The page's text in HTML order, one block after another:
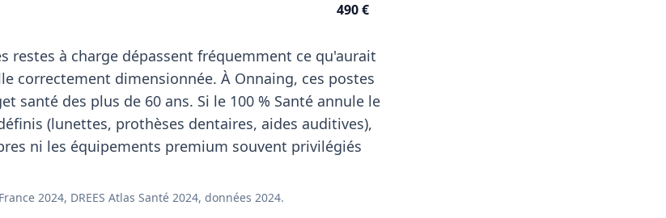
490 €
restes à charge dépassent fréquemment ce qu'aurait
correctement dimensionnée. À Onnaing, ces postes
santé des plus de 60 ans. Si le 100 % Santé annule le
(lunettes, prothèses dentaires, aides auditives),
ni les équipements premium souvent privilégiés
2024, DREES Atlas Santé 2024, données 2024.